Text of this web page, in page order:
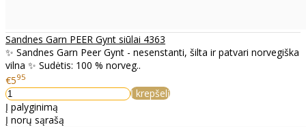
Sandnes Garn PEER Gynt siūlai 4363
✨ Sandnes Garn Peer Gynt - nesenstanti, šilta ir patvari norvegiška
vilna ✨ Sudėtis: 100 % norveg..
€595
Į krepšelį
Į palyginimą
Į norų sąrašą